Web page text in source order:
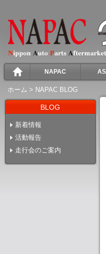
NAPAC
ホーム > NAPAC BLOG
BLOG
新着情報
活動報告
走行会のご案内